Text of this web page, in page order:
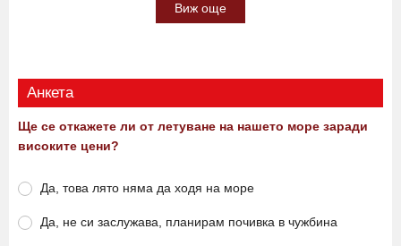
Виж още
Анкета
Ще се откажете ли от летуване на нашето море заради
високите цени?
Да, това лято няма да ходя на море
Да, не си заслужава, планирам почивка в чужбина